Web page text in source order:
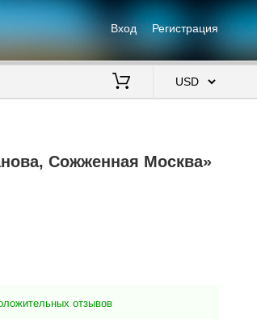
Вход Регистрация
Сожженная Москва»
отзывов